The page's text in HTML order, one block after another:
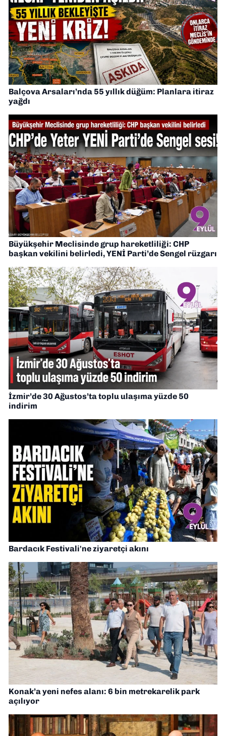
Balçova Arsaları’nda 55 yıllık düğüm: Planlara itiraz
yağdı
Büyükşehir Meclisinde grup hareketliliği: CHP
başkan vekilini belirledi, YENİ Parti’de Sengel rüzgarı
İzmir’de 30 Ağustos’ta toplu ulaşıma yüzde 50
indirim
Bardacık Festivali'ne ziyaretçi akını
Konak’a yeni nefes alanı: 6 bin metrekarelik park
açılıyor